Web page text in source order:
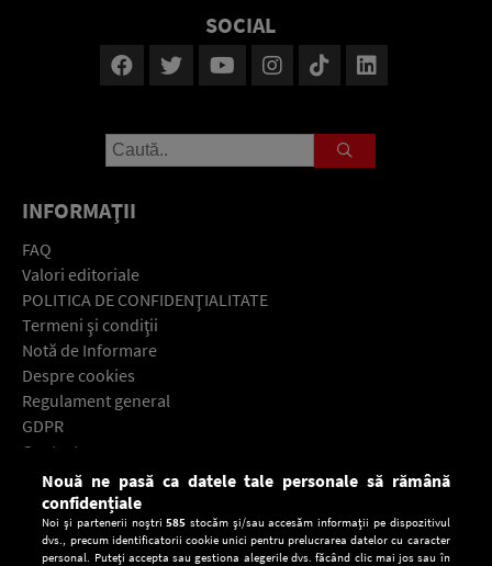
SOCIAL
INFORMAŢII
FAQ
Valori editoriale
POLITICA DE CONFIDENŢIALITATE
Termeni şi condiţii
Notă de Informare
Despre cookies
Regulament general
GDPR
Contact
Descarcă gratuit aplicaţia Europa FM pentru smartphone:
Nouă ne pasă ca datele tale personale să rămână
confidențiale
Noi și partenerii noștri585 stocăm și/sau accesăm informații pe dispozitivul
dvs., precum identificatorii cookie unici pentru prelucrarea datelor cu caracter
personal. Puteți accepta sau gestiona alegerile dvs. făcând clic mai jos sau în